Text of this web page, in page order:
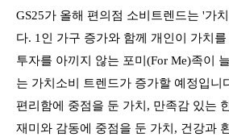
GS25가 올해 편의점 소비트렌드는 '가
다. 1인 가구 증가와 함께 개인이 가치
투자를 아끼지 않는 포미(For Me)족이
는 가치소비 트렌드가 증가할 예정입니
편리함에 중점을 둔 가치, 만족감 있는
재미와 감동에 중점을 둔 가치, 건강과